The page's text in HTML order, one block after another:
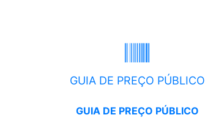
GUIA DE PREÇO PÚBLICO
GUIA DE PREÇO PÚBLICO